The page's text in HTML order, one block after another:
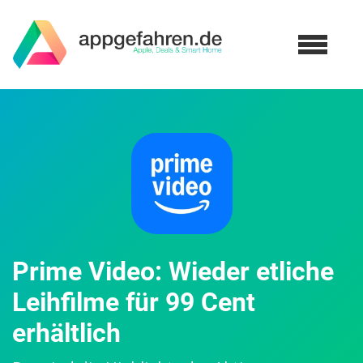
Prime Video: Wieder etliche
Leihfilme für 99 Cent
erhältlich